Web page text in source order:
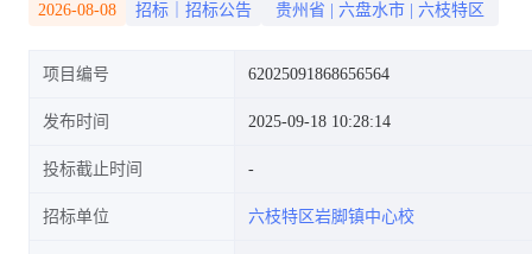
2026-08-08 招标｜招标公告 贵州省 六盘水市 六枝特区
项目编号 62025091868656564
发布时间 2025-09-18 10:28:14
投标截止时间
招标单位 六枝特区岩脚镇中心校